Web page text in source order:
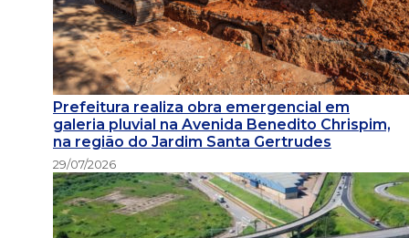
Prefeitura realiza obra emergencial em
galeria pluvial na Avenida Benedito Chrispim,
na região do Jardim Santa Gertrudes
29/07/2026